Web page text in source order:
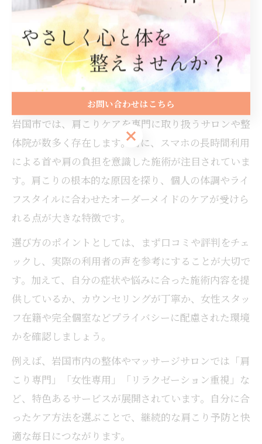
岩国市で注目の肩こりケアが話題
に
岩国市で人気の肩こりケアの特徴と選び方
岩国市では、肩こりケアを専門に取り扱うサロンや整
体院が数多く存在します。特に、スマホの長時間利用
による首や肩の負担を意識した施術が注目されていま
す。肩こりの根本的な原因を探り、個人の体調やライ
フスタイルに合わせたオーダーメイドのケアが受けら
れる点が大きな特徴です。
選び方のポイントとしては、まず口コミや評判をチェ
ックし、実際の利用者の声を参考にすることが大切で
す。加えて、自分の症状や悩みに合った施術内容を提
供しているか、カウンセリングが丁寧か、女性スタッ
フ在籍や完全個室などプライバシーに配慮された環境
かを確認しましょう。
例えば、岩国市内の整体やマッサージサロンでは「肩
こり専門」「女性専用」「リラクゼーション重視」な
ど、特色あるサービスが展開されています。自分に合
ったケア方法を選ぶことで、継続的な肩こり予防と快
適な毎日につながります。
お問い合わせはこちら
お問い合わせはこちら